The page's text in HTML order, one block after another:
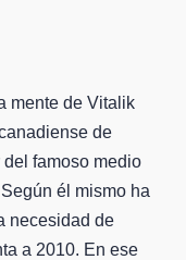
mente de Vitalik
de
famoso medio
él mismo ha
necesidad de
a 2010. En ese